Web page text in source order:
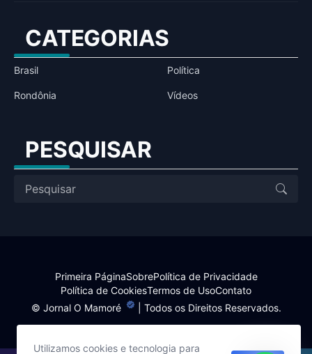
CATEGORIAS
Brasil Política
Rondônia Vídeos
PESQUISAR
© Jornal O Mamoré | Todos os Direitos Reservados.
Primeira PáginaSobrePolítica de Privacidade
Política de CookiesTermos de UsoContato
Utilizamos cookies e tecnologia para